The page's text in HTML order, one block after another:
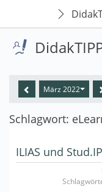
März 2022
Schlagwort:
ILIAS und